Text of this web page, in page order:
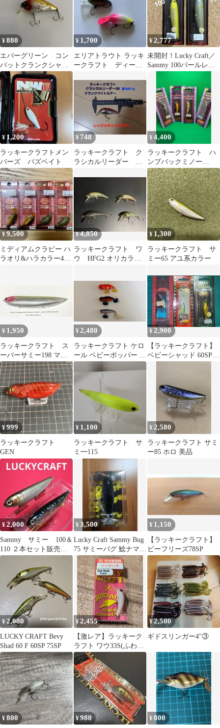
¥880
エバーグリーン コン
バットクランクシャロ
ー60
¥ 1,700
エリアトラウト ラッキ
ークラフト ディープ
んじゅう
¥2,777
未開封！Lucky Craft／
Sammy 100パールレモ
¥ 1,200
ラッキークラフトメン
バーズ バズベイト
¥ 748
ラッキークラフト ク
ラシカルリーダー
¥4,400
ラッキークラフト ハ
ンプバックミノー
50SP ４点
¥9,500
ミディアムクラピー ハ
ラオリ&ハラカラー4個
¥4,850
ラッキークラフト ワ
ウ HFG2 オリカラセ
¥1,300
ラッキークラフト サ
ミー65 アユ系カラー
¥ 1,950
ラッキークラフト ス
ーパーサミー198 マッ
トギンピカピンククラ
ウン
¥2,480
ラッキークラフト ケロ
ール ベビーポッパー 3
個セット
¥2,900
【ラッキークラフト】
ベビーシャッド 60SP
¥999
ラッキークラフト
GEN
¥ 1,100
ラッキークラフト サ
ミ━115
¥2,580
ラッキークラフト サミ
ー85 ホロ 美品
¥2,000
Sammy サミー 100＆
110 ２本セット販売！
【お買い得品！】最終
¥3,500
Lucky Craft Sammy Bug
75 サミーバグ 鯰ナマズ
用ルアー
¥ 1,150
【ラッキークラフト】
ビーフリーズ78SP
¥2,080
LUCKY CRAFT Bevy
Shad 60 F 60SP 75SP
¥2,455
【激レア】ラッキーク
ラフト ワウ33S(ふわう)
オリカラ リバースサク
ラミソ
¥2,500
ギドスリンガー4"③
¥800 ¥980 ¥800